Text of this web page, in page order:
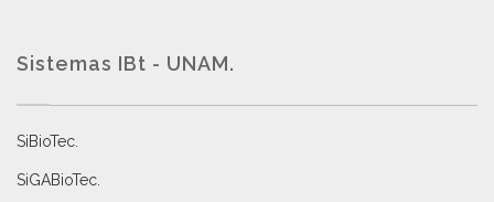
Sistemas IBt - UNAM.
SiBioTec
SiGABioTec.